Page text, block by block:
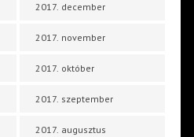
2017. december
2017. november
2017. október
2017. szeptember
2017. augusztus